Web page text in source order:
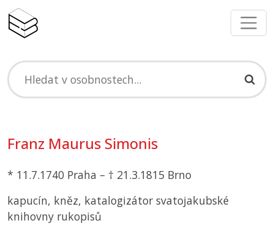
Franz Maurus Simonis
* 11.7.1740 Praha – † 21.3.1815 Brno
kapucín, kněz, katalogizátor svatojakubské
knihovny rukopisů